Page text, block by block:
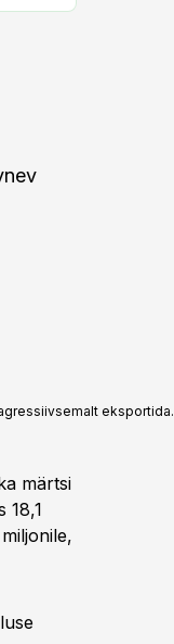
eksportida.
märtsi
18,1